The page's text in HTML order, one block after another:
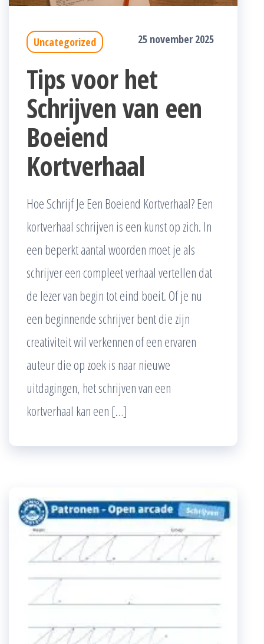
Uncategorized 25 november 2025
Tips voor het
Schrijven van een
Boeiend
Kortverhaal
Hoe Schrijf Je Een Boeiend Kortverhaal? Een
kortverhaal schrijven is een kunst op zich. In
een beperkt aantal woorden moet je als
schrijver een compleet verhaal vertellen dat
de lezer van begin tot eind boeit. Of je nu
een beginnende schrijver bent die zijn
creativiteit wil verkennen of een ervaren
auteur die op zoek is naar nieuwe
uitdagingen, het schrijven van een
kortverhaal kan een […]